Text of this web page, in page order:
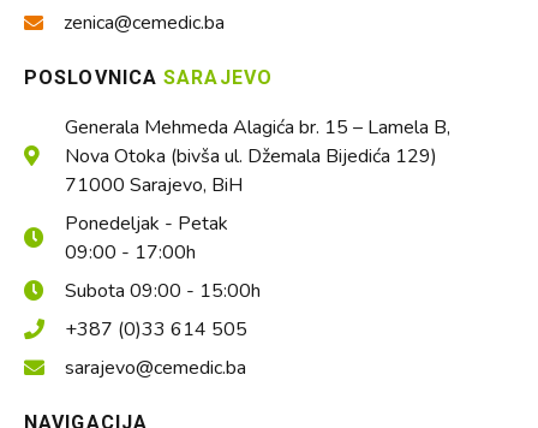
zenica@cemedic.ba
POSLOVNICASARAJEVO
Generala Mehmeda Alagića br. 15 – Lamela B,
Nova Otoka (bivša ul. Džemala Bijedića 129)
71000 Sarajevo, BiH
Ponedeljak - Petak
09:00 - 17:00h
Subota 09:00 - 15:00h
+387 (0)33 614 505
sarajevo@cemedic.ba
NAVIGACIJA